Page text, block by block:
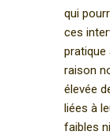
qui
ces
pratique
raison
élevée
liées à
faibles